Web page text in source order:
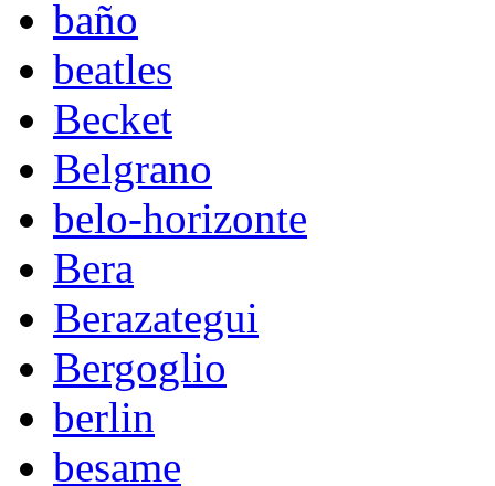
baño
beatles
Becket
Belgrano
belo-horizonte
Bera
Berazategui
Bergoglio
berlin
besame